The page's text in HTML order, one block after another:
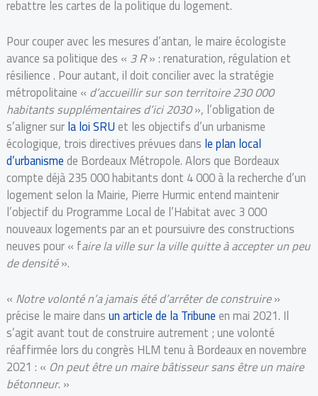
rebattre les cartes de la politique du logement.
Pour couper avec les mesures d’antan, le maire écologiste
avance sa politique des « 3 R» : renaturation, régulation et
résilience . Pour autant, il doit concilier avec la stratégie
métropolitaine « d’accueillir sur son territoire 230 000
habitants supplémentaires d’ici 2030», l’obligation de
s’aligner surla loi SRUet les objectifs d’un urbanisme
écologique, trois directives prévues dans le plan local
d’urbanismede Bordeaux Métropole. Alors que Bordeaux
compte déjà 235 000 habitants dont 4 000 à la recherche d’un
logement selon la Mairie, Pierre Hurmic entend maintenir
l’objectif du Programme Local de l’Habitat avec 3 000
nouveaux logements par an et poursuivre des constructions
neuves pour « faire la ville sur la ville quitte à accepter un peu
de densité».
« Notre volonté n’a jamais été d’arrêter de construire»
précise le maire dansun article de la Tribuneen mai 2021. Il
s’agit avant tout de construire autrement ; une volonté
réaffirmée lors du congrès HLM tenu à Bordeaux en novembre
2021 : « On peut être un maire bâtisseur sans être un maire
bétonneur. »